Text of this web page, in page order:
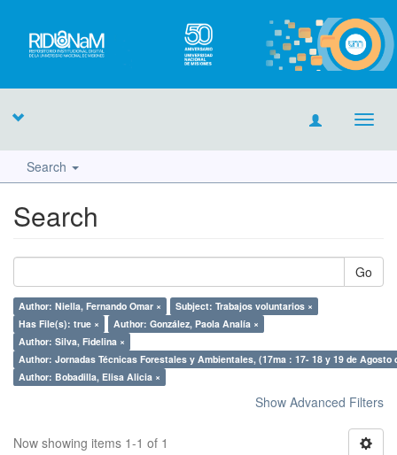
Search
Search
Go
Author: Niella, Fernando Omar ×
Subject: Trabajos voluntarios ×
Has File(s): true ×
Author: González, Paola Analía ×
Author: Silva, Fidelina ×
Author: Jornadas Técnicas Forestales y Ambientales, (17ma : 17- 18 y 19 de Agosto
Author: Bobadilla, Elisa Alicia ×
Show Advanced Filters
Now showing items 1-1 of 1